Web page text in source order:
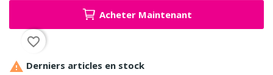
Acheter Maintenant
favorite_border
 Derniers articles en stock